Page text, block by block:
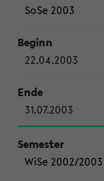
SoSe 2003
22.04.2003
31.07.2003
WiSe 2002/2003